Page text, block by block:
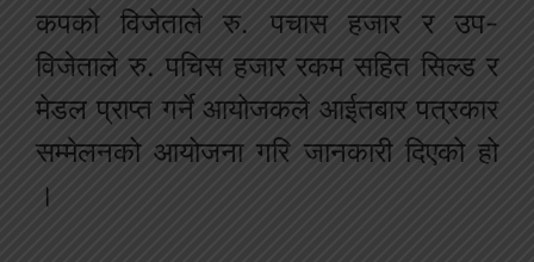
कपको विजेताले रु. पचास हजार र उप-
विजेताले रु. पचिस हजार रकम सहित सिल्ड र
मेडल प्राप्त गर्ने आयोजकले आईतबार पत्रकार
सम्मेलनको आयोजना गरि जानकारी दिएको हो
।